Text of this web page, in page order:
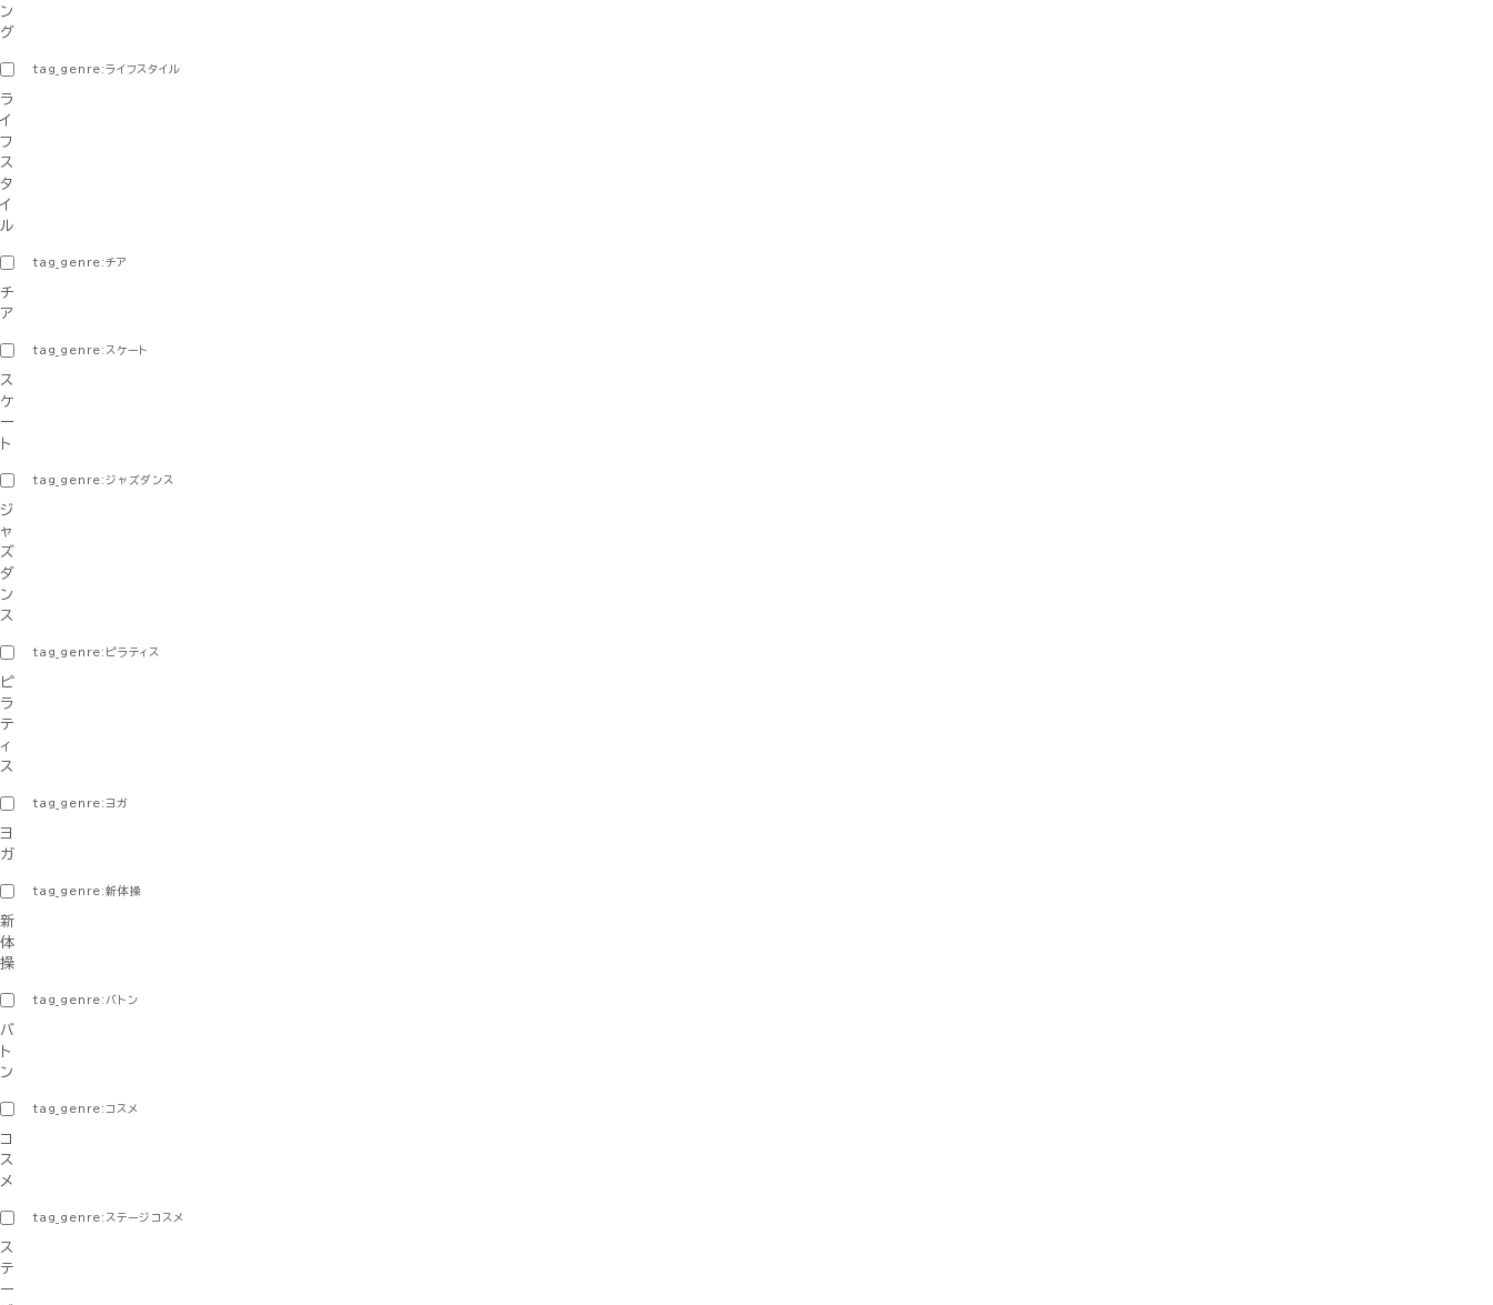
ン
グ
tag_genre:ライフスタイル
ラ
イ
フ
ス
タ
イ
ル
tag_genre:チア
チ
ア
tag_genre:スケート
ス
ケ
ー
ト
tag_genre:ジャズダンス
ジ
ャ
ズ
ダ
ン
ス
tag_genre:ピラティス
ピ
ラ
テ
ィ
ス
tag_genre:ヨガ
ヨ
ガ
tag_genre:新体操
新
体
操
tag_genre:バトン
バ
ト
ン
tag_genre:コスメ
コ
ス
メ
tag_genre:ステージコスメ
ス
テ
ー